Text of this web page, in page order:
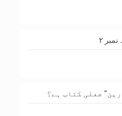
۲
جعلی کتاب ہے؟